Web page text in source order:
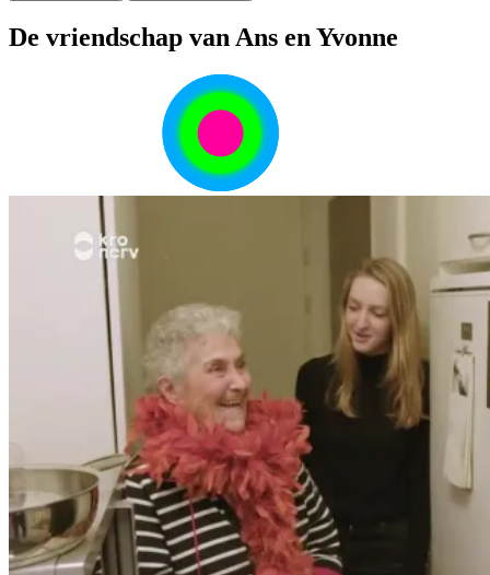
De vriendschap van Ans en Yvonne